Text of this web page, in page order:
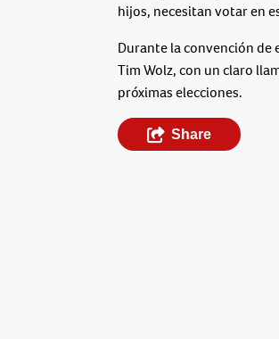
hijos, necesitan votar en
Durante la convención de
Tim Wolz, con un claro
próximas elecciones.
Share